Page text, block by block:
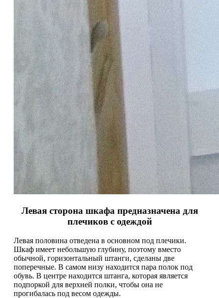
Левая сторона шкафа предназначена для
плечиков с одеждой
Левая половина отведена в основном под плечики.
Шкаф имеет небольшую глубину, поэтому вместо
обычной, горизонтальный штанги, сделаны две
поперечные. В самом низу находится пара полок под
обувь. В центре находится штанга, которая является
подпоркой для верхней полки, чтобы она не
прогибалась под весом одежды.